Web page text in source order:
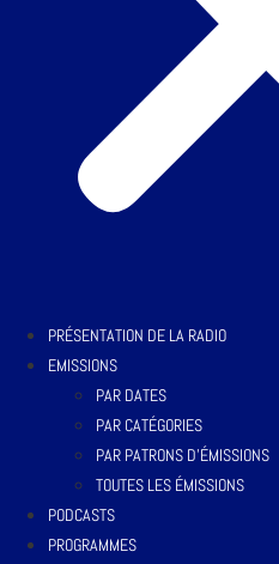
PRÉSENTATION DE LA RADIO
EMISSIONS
PAR DATES
PAR CATÉGORIES
PAR PATRONS D’ÉMISSIONS
TOUTES LES ÉMISSIONS
PODCASTS
PROGRAMMES